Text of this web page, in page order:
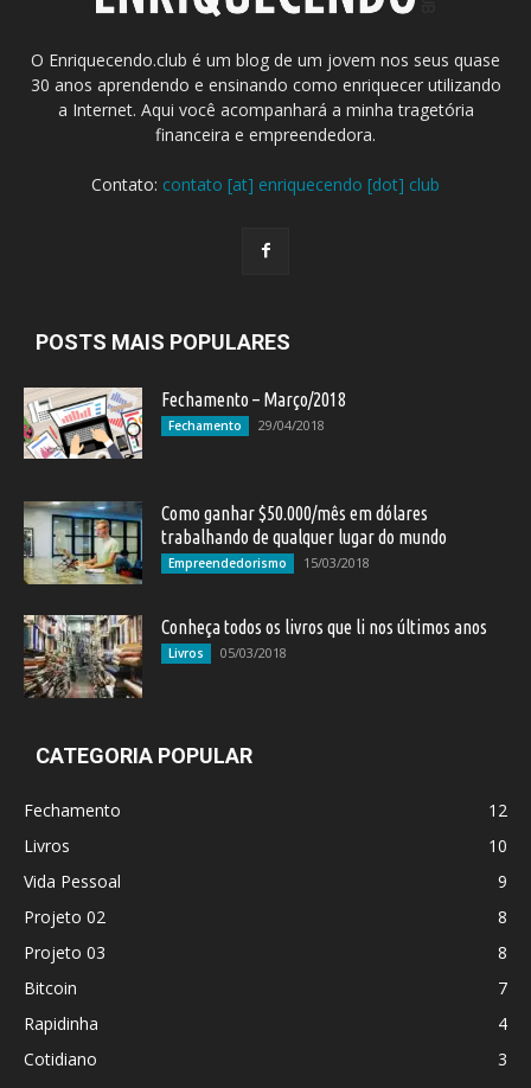
O Enriquecendo.club é um blog de um jovem nos seus quase
30 anos aprendendo e ensinando como enriquecer utilizando
a Internet. Aqui você acompanhará a minha tragetória
financeira e empreendedora.
Contato: contato [at] enriquecendo [dot] club
POSTS MAIS POPULARES
Fechamento – Março/2018
Fechamento 29/04/2018
Como ganhar $50.000/mês em dólares
trabalhando de qualquer lugar do mundo
Empreendedorismo 15/03/2018
Conheça todos os livros que li nos últimos anos
Livros 05/03/2018
CATEGORIA POPULAR
Fechamento
12
Livros
10
Vida Pessoal
9
Projeto 02
8
Projeto 03
8
Bitcoin
7
Rapidinha
4
Cotidiano
3